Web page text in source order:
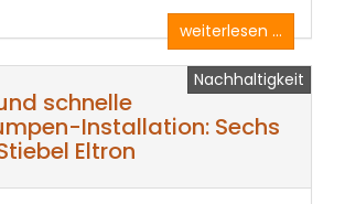
weiterlesen ...
Nachhaltigkeit
schnelle
Installation: Sechs
Eltron